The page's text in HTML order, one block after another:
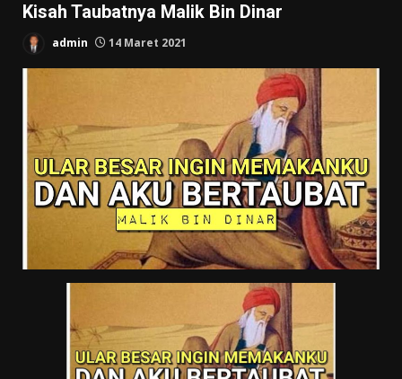
Kisah Taubatnya Malik Bin Dinar
admin 14 Maret 2021